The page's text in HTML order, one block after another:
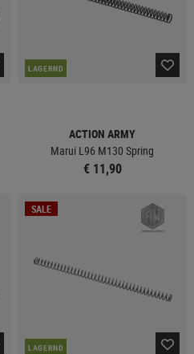
LAGERND
ACTION ARMY
Marui L96 M130 Spring
€ 11,90
SALE
LAGERND